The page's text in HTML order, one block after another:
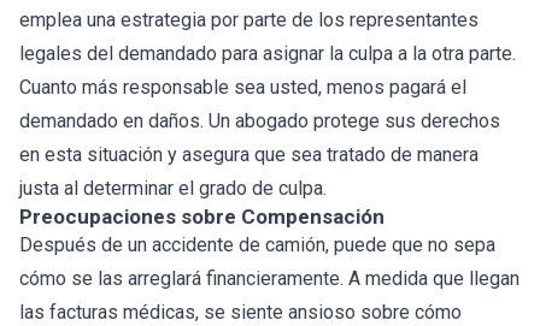
emplea una estrategia por parte de los representantes
legales del demandado para asignar la culpa a la otra parte.
Cuanto más responsable sea usted, menos pagará el
demandado en daños. Un abogado protege sus derechos
en esta situación y asegura que sea tratado de manera
justa al determinar el grado de culpa.
Preocupaciones sobre Compensación
Después de un accidente de camión, puede que no sepa
cómo se las arreglará financieramente. A medida que llegan
las facturas médicas, se siente ansioso sobre cómo